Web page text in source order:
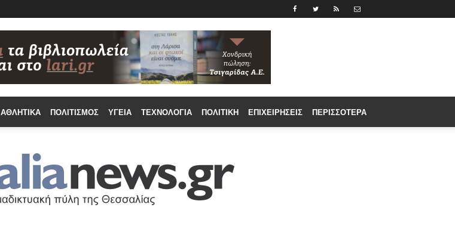
ΑΘΛΗΤΙΚΆ ΠΟΛΙΤΙΣΜΌΣ ΥΓΕΊΑ ΤΕΧΝΟΛΟΓΊΑ ΠΟΛΙΤΙΚΉ ΕΠΙΧΕΙΡΉΣΕΙΣ ΠΕΡΙΣΣΟΤΕΡΑ